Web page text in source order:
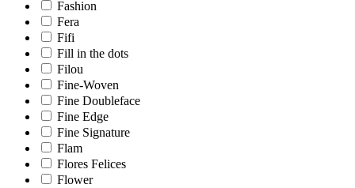
Fashion
Fera
Fifi
Fill in the dots
Filou
Fine-Woven
Fine Doubleface
Fine Edge
Fine Signature
Flam
Flores Felices
Flower